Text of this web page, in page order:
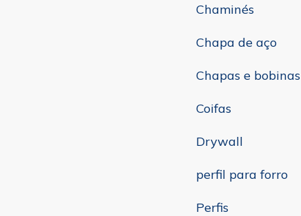
Chaminés
Chapa de aço
Chapas e bobinas
Coifas
Drywall
perfil para forro
Perfis